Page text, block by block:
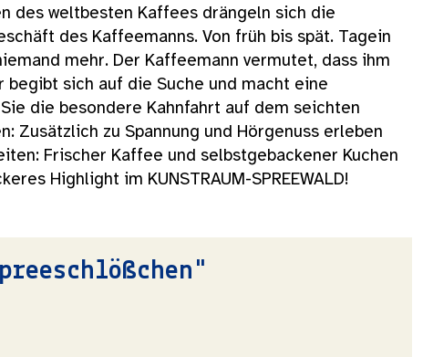
des weltbesten Kaffees drängeln sich die
des Kaffeemanns. Von früh bis spät. Tagein
mehr. Der Kaffeemann vermutet, dass ihm
begibt sich auf die Suche und macht eine
die besondere Kahnfahrt auf dem seichten
Zusätzlich zu Spannung und Hörgenuss erleben
Frischer Kaffee und selbstgebackener Kuchen
Highlight im KUNSTRAUM-SPREEWALD!